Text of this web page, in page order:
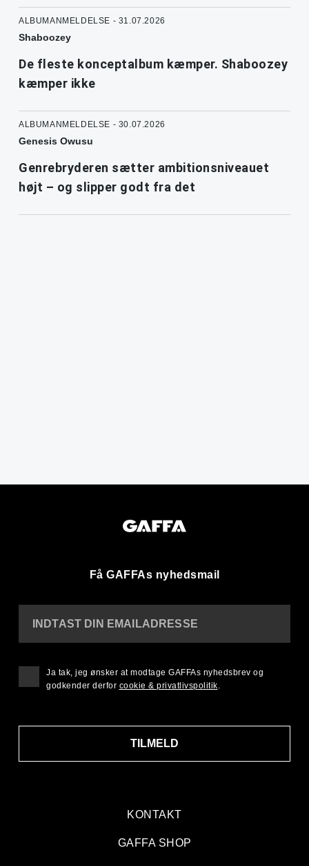
ALBUMANMELDELSE - 31.07.2026
Shaboozey
De fleste konceptalbum kæmper. Shaboozey
kæmper ikke
ALBUMANMELDELSE - 30.07.2026
Genesis Owusu
Genrebryderen sætter ambitionsniveauet
højt – og slipper godt fra det
Få GAFFAs nyhedsmail
KONTAKT
GAFFA SHOP
INDTAST DIN EMAILADRESSE
TILMELD
Ja tak, jeg ønsker at modtage GAFFAs nyhedsbrev og
godkender derfor cookie & privatlivspolitik.